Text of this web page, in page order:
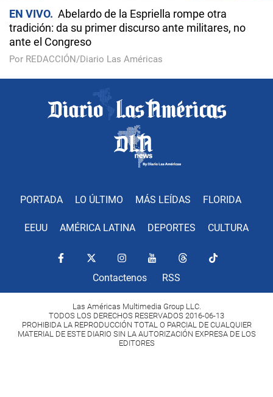
EN VIVO
Abelardo de la Espriella rompe otra
tradición: da su primer discurso ante militares, no
ante el Congreso
Por REDACCIÓN/Diario Las Américas
PORTADA LO ÚLTIMO MÁS LEÍDAS FLORIDA
EEUU AMÉRICA LATINA DEPORTES CULTURA
Contactenos RSS
Las Américas Multimedia Group LLC.
TODOS LOS DERECHOS RESERVADOS 2016-06-13
PROHIBIDA LA REPRODUCCIÓN TOTAL O PARCIAL DE CUALQUIER
MATERIAL DE ESTE DIARIO SIN LA AUTORIZACIÓN EXPRESA DE LOS
EDITORES